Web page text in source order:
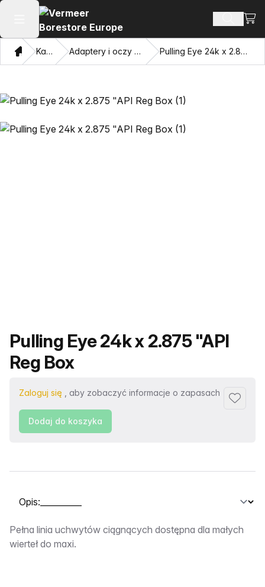
Otwórz menu główne Szukaj
Dom Katalog Adaptery i oczy przyciągające Pulling Eye 24k x 2.875 "API Reg Box
Nazwa produktu
Pulling Eye 24k x 2.875 "API
Reg Box
Zaloguj się , aby zobaczyć informacje o zapasach
Dodaj
Dodaj do koszyka
Wybierz kartę
Opis:__________
Pełna linia uchwytów ciągnących dostępna dla małych
wierteł do maxi.